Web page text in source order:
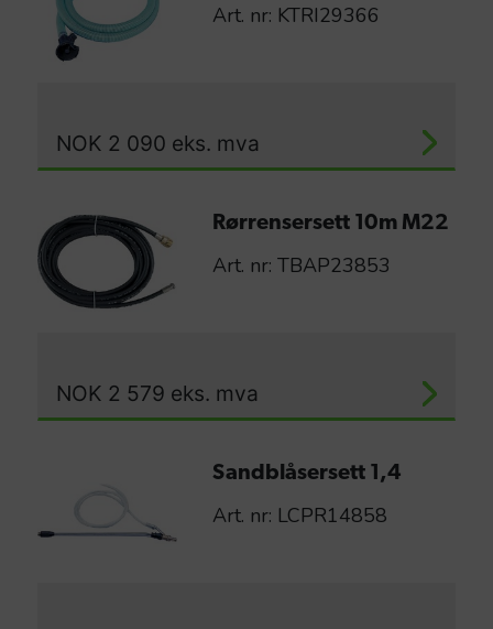
Art. nr: KTRI29366
NOK 2 090 eks. mva
Rørrensersett 10m M22
Art. nr: TBAP23853
NOK 2 579 eks. mva
Sandblåsersett 1,4
Art. nr: LCPR14858